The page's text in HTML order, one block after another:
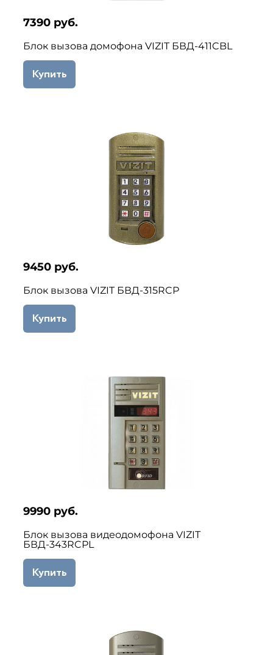
7390 руб.
Блок вызова домофона VIZIT БВД-411CBL
Купить
9450 руб.
Блок вызова VIZIT БВД-315RCP
Купить
9990 руб.
Блок вызова видеодомофона VIZIT
БВД-343RCPL
Купить